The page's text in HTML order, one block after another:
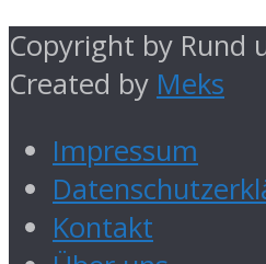
Copyright by Rund
Created by Meks
Impressum
Kontakt